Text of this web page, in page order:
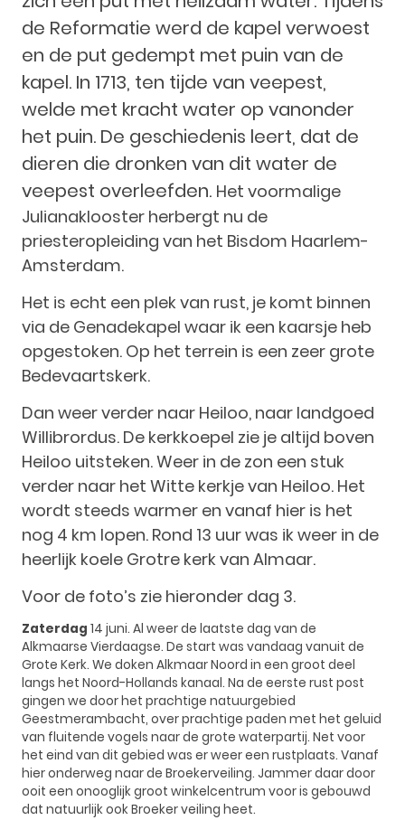
de Reformatie werd de kapel verwoest
en de put gedempt met puin van de
kapel. In 1713, ten tijde van veepest,
welde met kracht water op vanonder
het puin. De geschiedenis leert, dat de
dieren die dronken van dit water de
veepest overleefden. Het voormalige
Julianaklooster herbergt nu de
priesteropleiding van het Bisdom Haarlem-
Amsterdam.
Het is echt een plek van rust, je komt binnen
via de Genadekapel waar ik een kaarsje heb
opgestoken. Op het terrein is een zeer grote
Bedevaartskerk.
Dan weer verder naar Heiloo, naar landgoed
Willibrordus. De kerkkoepel zie je altijd boven
Heiloo uitsteken. Weer in de zon een stuk
verder naar het Witte kerkje van Heiloo. Het
wordt steeds warmer en vanaf hier is het
nog 4 km lopen. Rond 13 uur was ik weer in de
heerlijk koele Grotre kerk van Almaar.
Voor de foto’s zie hieronder dag 3.
Zaterdag 14 juni. Al weer de laatste dag van de
Alkmaarse Vierdaagse. De start was vandaag vanuit de
Grote Kerk. We doken Alkmaar Noord in een groot deel
langs het Noord-Hollands kanaal. Na de eerste rust post
gingen we door het prachtige natuurgebied
Geestmerambacht, over prachtige paden met het geluid
van fluitende vogels naar de grote waterpartij. Net voor
het eind van dit gebied was er weer een rustplaats. Vanaf
hier onderweg naar de Broekerveiling. Jammer daar door
ooit een onooglijk groot winkelcentrum voor is gebouwd
dat natuurlijk ook Broeker veiling heet.